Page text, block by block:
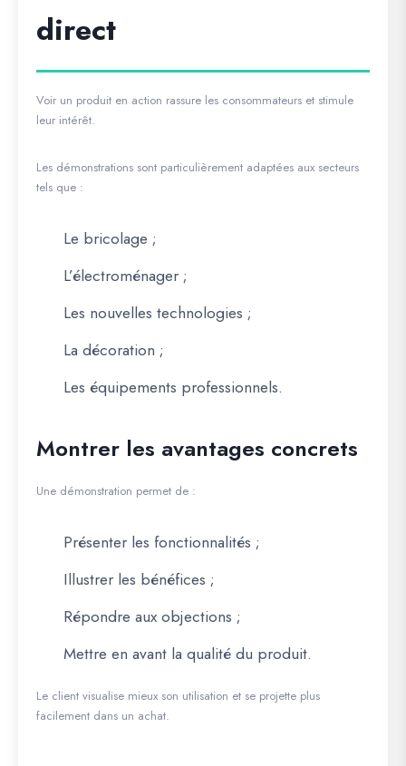
direct
Voir un produit en action rassure les consommateurs et stimule
leur intérêt.
Les démonstrations sont particulièrement adaptées aux secteurs
tels que :
Le bricolage ;
L’électroménager ;
Les nouvelles technologies ;
La décoration ;
Les équipements professionnels.
Montrer les avantages concrets
Une démonstration permet de :
Présenter les fonctionnalités ;
Illustrer les bénéfices ;
Répondre aux objections ;
Mettre en avant la qualité du produit.
Le client visualise mieux son utilisation et se projette plus
facilement dans un achat.